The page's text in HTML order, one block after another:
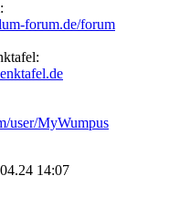
forum.de/forum
user/MyWumpus
14:07